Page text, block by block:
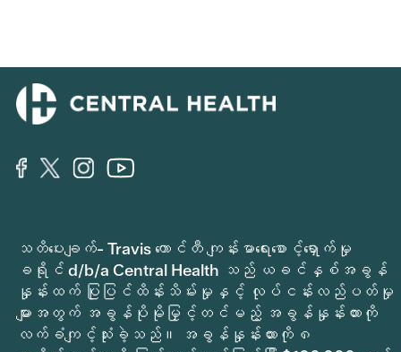
သတိပေးချက်- Travis ကောင်တီ ကျန်းမာရေးစောင့်ရှောက်မှု
ခရိုင် d/b/a Central Health သည် ယခင်နှစ်အခွန်
နှုန်းထက် ပြုပြင်ထိန်းသိမ်းမှုနှင့် လုပ်ငန်းလည်ပတ်မှု
များအတွက် အခွန်ပိုမိုမြှင့်တင်မည့် အခွန်နှုန်းထားကို
လက်ခံကျင့်သုံးခဲ့သည်။ အခွန်နှုန်းထားကို ၈